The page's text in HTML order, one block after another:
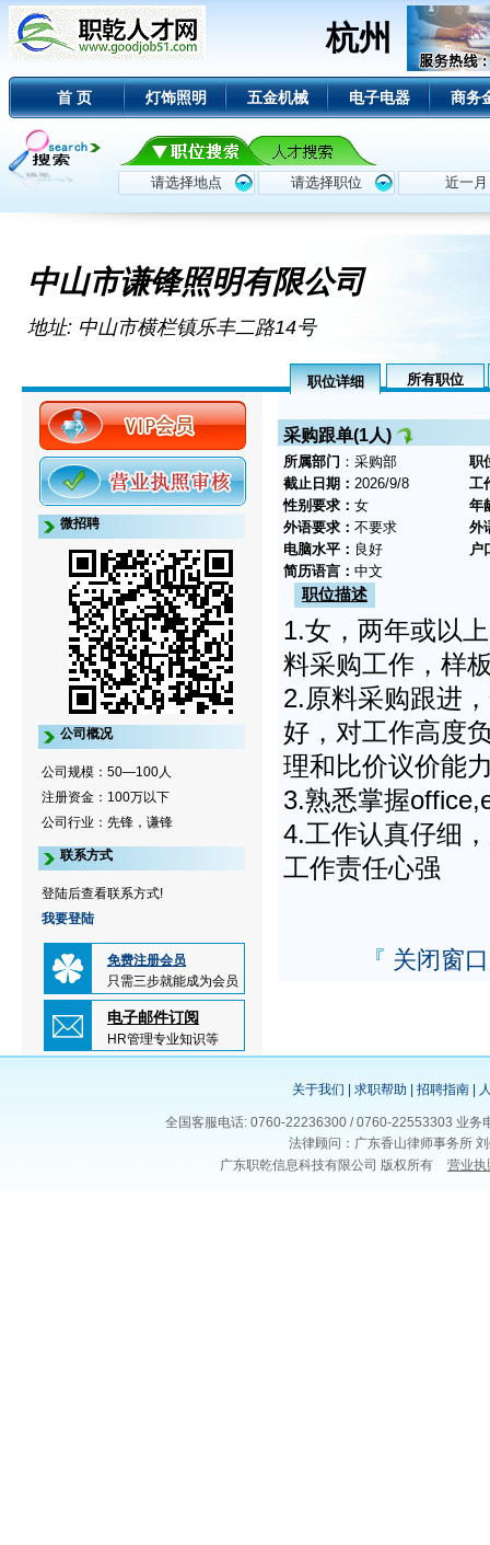
杭州
首 页 灯饰照明 五金机械 电子电器 商务
中山市谦锋照明有限公司
地址: 中山市横栏镇乐丰二路14号
职位详细 所有职位
微招聘
公司概况
公司规模：50—100人
注册资金：100万以下
公司行业：先锋，谦锋
联系方式
登陆后查看联系方式!
我要登陆
免费注册会员
只需三步就能成为会员
电子邮件订阅
HR管理专业知识等
采购跟单(1人)
所属部门 ：采购部
职
截止日期： 2026/9/8
工
性别要求： 女
年
外语要求： 不要求
外
电脑水平： 良好
户
简历语言： 中文
职位描述
1.女，两年或以
料采购工作，样
2.原料采购跟进
好，对工作高度
理和比价议价能
3.熟悉掌握
4.工作认真仔细
工作责任心强
『 关闭窗口
关于我们 求职帮助 招聘指南
全国客服电话: 0760-22236300 / 0760-22553303 业
法律顾问：广东香山律师事务所
广东职乾信息科技有限公司 版权所有
营业执